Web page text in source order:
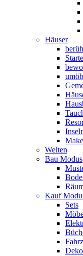
Häuser
Welten
Bau Modus
Kauf
Sets
Deko